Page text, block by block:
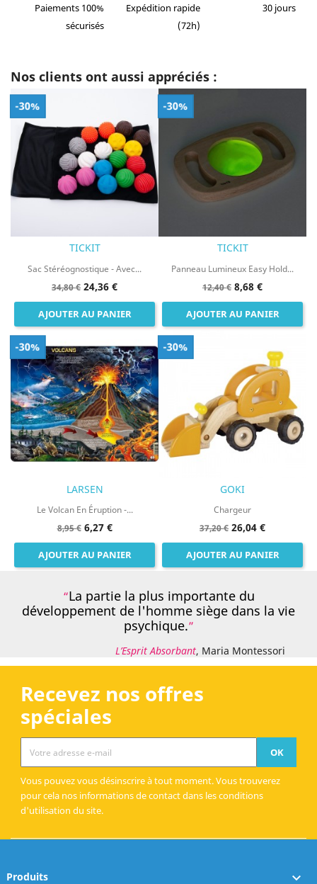
Paiements 100%
sécurisés
Expédition rapide
(72h)
30 jours
Nos clients ont aussi appréciés :
-30%
TICKIT
Sac Stéréognostique - Avec...
34,80 € 24,36 €
AJOUTER AU PANIER
-30%
TICKIT
Panneau Lumineux Easy Hold...
12,40 € 8,68 €
AJOUTER AU PANIER
-30%
LARSEN
Le Volcan En Éruption -...
8,95 € 6,27 €
AJOUTER AU PANIER
-30%
GOKI
Chargeur
37,20 € 26,04 €
AJOUTER AU PANIER
La partie la plus importante du
développement de l'homme siège dans la vie
psychique.
L’Esprit Absorbant, Maria Montessori
Recevez nos offres
spéciales
Vous pouvez vous désinscrire à tout moment. Vous trouverez
pour cela nos informations de contact dans les conditions
d'utilisation du site.
Produits 